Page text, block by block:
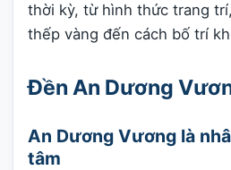
thời kỳ, từ hình thức trang
thếp vàng đến cách bố trí
Đền An Dương
An Dương Vương là
tâm